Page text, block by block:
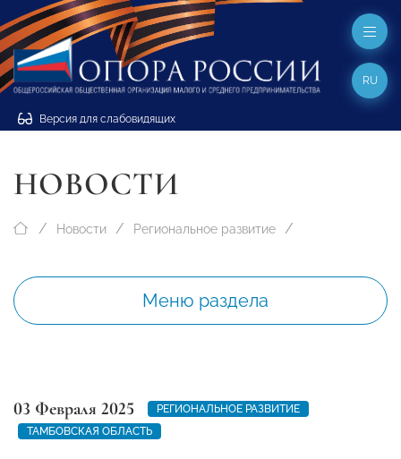
Версия для слабовидящих
RU
НОВОСТИ
Новости Региональное развитие
Меню раздела
03 Февраля 2025
РЕГИОНАЛЬНОЕ РАЗВИТИЕ
ТАМБОВСКАЯ ОБЛАСТЬ